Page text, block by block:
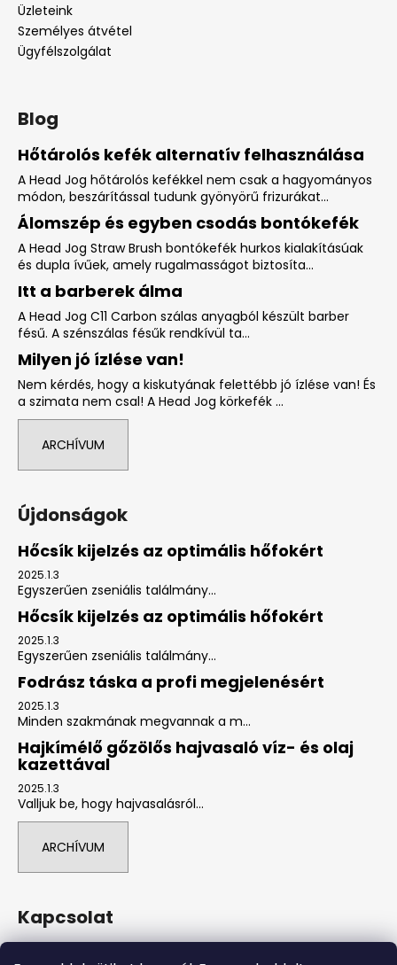
Üzleteink
Személyes átvétel
Ügyfélszolgálat
Blog
Hőtárolós kefék alternatív felhasználása
A Head Jog hőtárolós kefékkel nem csak a hagyományos
módon, beszárítással tudunk gyönyörű frizurákat...
Álomszép és egyben csodás bontókefék
A Head Jog Straw Brush bontókefék hurkos kialakításúak
és dupla ívűek, amely rugalmasságot biztosíta...
Itt a barberek álma
A Head Jog C11 Carbon szálas anyagból készült barber
fésű. A szénszálas fésűk rendkívül ta...
Milyen jó ízlése van!
Nem kérdés, hogy a kiskutyának felettébb jó ízlése van! És
a szimata nem csal! A Head Jog körkefék ...
ARCHÍVUM
Újdonságok
Hőcsík kijelzés az optimális hőfokért
2025.1.3
Egyszerűen zseniális találmány...
Hőcsík kijelzés az optimális hőfokért
2025.1.3
Egyszerűen zseniális találmány...
Fodrász táska a profi megjelenésért
2025.1.3
Minden szakmának megvannak a m...
Hajkímélő gőzölős hajvasaló víz- és olaj
kazettával
2025.1.3
Valljuk be, hogy hajvasalásról...
ARCHÍVUM
Kapcsolat